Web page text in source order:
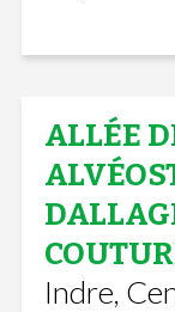
ALLÉE
Indre,